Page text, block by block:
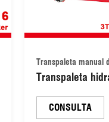
Transpaleta manual
Transpaleta
carga de 3
CONSULTA